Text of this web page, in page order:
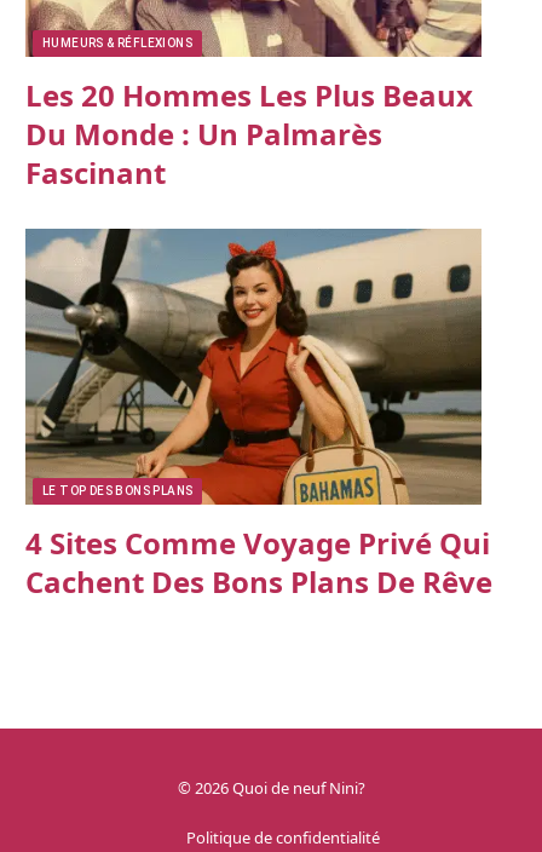
HUMEURS & RÉFLEXIONS
Les 20 Hommes Les Plus Beaux
Du Monde : Un Palmarès
Fascinant
LE TOP DES BONS PLANS
4 Sites Comme Voyage Privé Qui
Cachent Des Bons Plans De Rêve
© 2026 Quoi de neuf Nini?
Politique de confidentialité